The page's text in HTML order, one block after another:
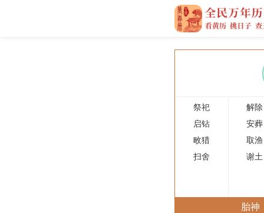
祭祀
解除
启钻
安葬
畋猎
取渔
扫舍
谢土
胎神